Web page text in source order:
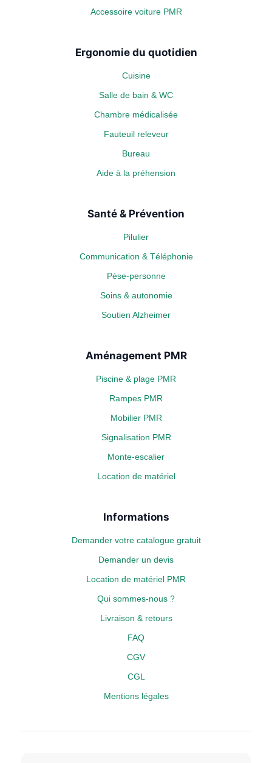
Accessoire voiture PMR
Ergonomie du quotidien
Cuisine
Salle de bain & WC
Chambre médicalisée
Fauteuil releveur
Bureau
Aide à la préhension
Santé & Prévention
Pilulier
Communication & Téléphonie
Pèse-personne
Soins & autonomie
Soutien Alzheimer
Aménagement PMR
Piscine & plage PMR
Rampes PMR
Mobilier PMR
Signalisation PMR
Monte-escalier
Location de matériel
Informations
Demander votre catalogue gratuit
Demander un devis
Location de matériel PMR
Qui sommes-nous ?
Livraison & retours
FAQ
CGV
CGL
Mentions légales